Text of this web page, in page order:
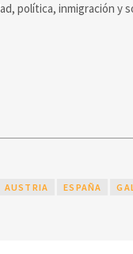
política, inmigración y
AUSTRIA ESPAÑA